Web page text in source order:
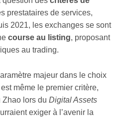
prestataires de services,
2021, les exchanges se sont
course au listing, proposant
au trading.
majeur dans le choix
même le premier critère,
lors du Digital Assets
exiger à l’avenir la